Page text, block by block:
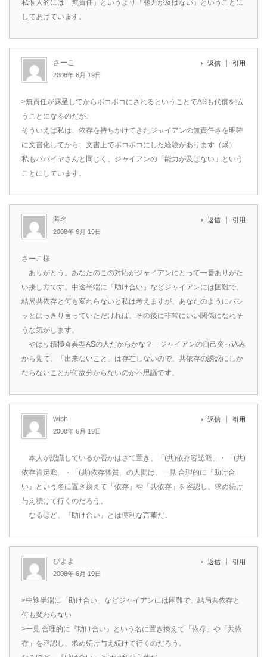
私個人的には「無責任」というより「能力が及ばない」ということに
してあげています。
さーこ
2008年 6月 19日
返信 引用
>無責任が露呈してからボコボコにされるということでASも代償を払
うことになるのだが。
そういえば私は、依存を持ちかけてきたジャイアンの無責任さを明確
に文書化してから、文書上でボコボコにした経験があります（爆）
私もパパイヤさんと同じく、ジャイアンの「能力が及ばない」という
ことにしています。
匿名
2008年 6月 19日
返信 引用
さーこ様
ありがとう。あなたのこの対応がジャイアンにとって一番ありがた
い接し方です。中途半端に「助け合い」などジャイアンには困難で、
結局共依存と何も変わらないと私は考えますが、あなたのようにバシ
ッとはっきり言っていただければ、その後に非常にいい関係になれそ
うな気がします。
やはり積極奇異型ASの人だからかな？ ジャイアンの自己突っ込み
から見て、「出来ないこと」は存在しないので、共依存の誘惑にしか
ならないことが何故分からないのか不思議です。
wish
2008年 6月 19日
返信 引用
本人が認識しているか否かはさて置き、「(共)依存容認派」・「(共)
依存肯定派」・「(共)依存体質」の人間は、一見 合理的に『助け合
い』という名に置き換えて「依存」や「共依存」を容認し、求め続け
与え続けて行くのだろう。
なるほど、『助け合い』とは便利な言葉だ。
ぴよよ
2008年 6月 19日
返信 引用
>中途半端に「助け合い」などジャイアンには困難で、結局共依存と
何も変わらない
>一見 合理的に『助け合い』という名に置き換えて「依存」や「共依
存」を容認し、求め続け与え続けて行くのだろう。